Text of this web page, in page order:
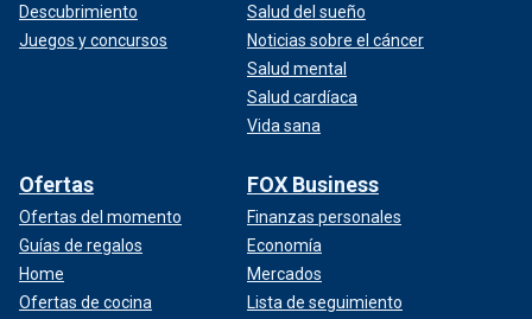
Descubrimiento
Juegos y concursos
Salud del sueño
Noticias sobre el cáncer
Salud mental
Salud cardíaca
Vida sana
Ofertas
Ofertas del momento
Guías de regalos
Home
Ofertas de cocina
FOX Business
Finanzas personales
Economía
Mercados
Lista de seguimiento